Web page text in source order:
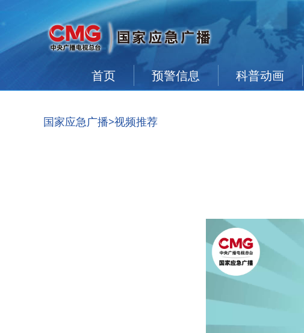
首页 预警信息 科普动画
国家应急广播>视频推荐